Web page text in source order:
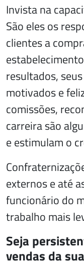
Invista na
São eles os
clientes a
resultados,
motivados e
comissões,
carreira são
e estimulam o
externos e até
funcionário do
trabalho mais
Seja
vendas da